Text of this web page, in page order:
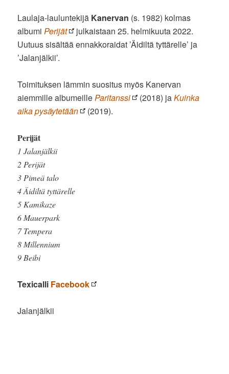
Laulaja-lauluntekijä Kanervan (s. 1982) kolmas
albumi Perijät
julkaistaan 25. helmikuuta 2022.
Uutuus sisältää ennakkoraidat ’Äidiltä tyttärelle’ ja
’Jalanjälkii’.
Toimituksen lämmin suositus myös Kanervan
aiemmille albumeille Paritanssi (2018) jaKuinka
aika pysäytetään
(2019).
Perijät
1 Jalanjälkii
2 Perijät
3 Pimeä talo
4 Äidiltä tyttärelle
5 Kamikaze
6 Mauerpark
7 Tempera
8 Millennium
9 Beibi
Texicalli Facebook
Jalanjälkii